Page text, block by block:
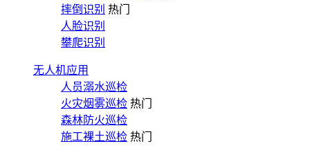
摔倒识别 热门
人脸识别
攀爬识别
无人机应用
人员溺水巡检
火灾烟雾巡检 热门
森林防火巡检
施工裸土巡检 热门